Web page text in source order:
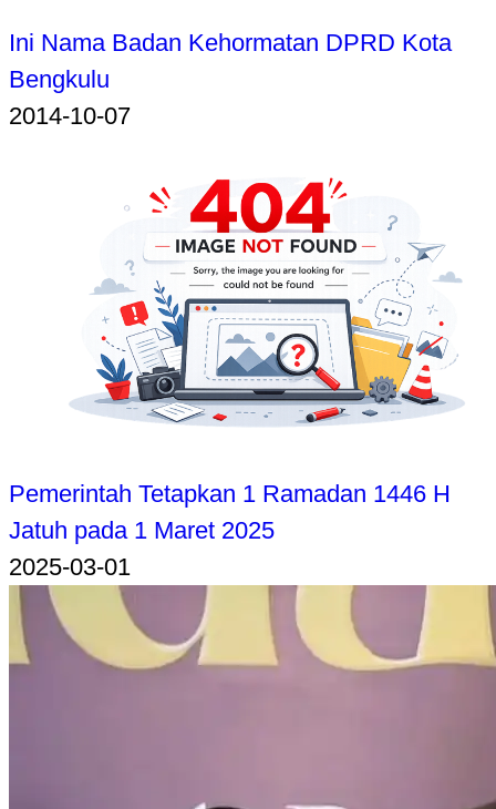
Ini Nama Badan Kehormatan DPRD Kota
Bengkulu
2014-10-07
Pemerintah Tetapkan 1 Ramadan 1446 H
Jatuh pada 1 Maret 2025
2025-03-01